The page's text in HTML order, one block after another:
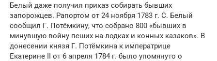
Белый даже получил приказ собирать бывших
запорожцев. Рапортом от 24 ноября 1783 г. С. Белый
сообщил Г. Потёмкину, что собрано 800 «бывших в
минувшую войну пеших на лодках и конных казаков». В
донесении князя Г. Потёмкина к императрице
Екатерине II от 6 апреля 1784 г. было упомянуто о